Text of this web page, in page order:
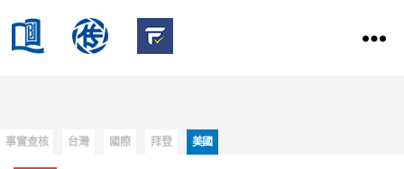
HKBU
of
Communication
Categories
事實查核 台灣 國際 拜登 美國